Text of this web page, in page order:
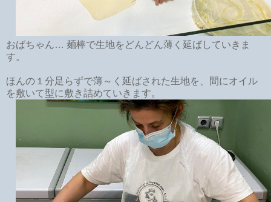
おばちゃん… 麺棒で生地をどんどん薄く延ばしていきま
す。
ほんの１分足らずで薄～く延ばされた生地を、間にオイル
を敷いて型に敷き詰めていきます。